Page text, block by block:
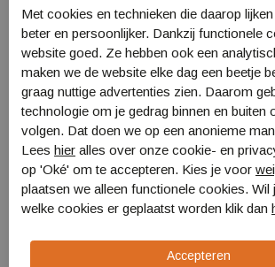
Bo-Camp Servies Patom
m. groen 16dlg
€ 83,99
Light My
Assorti
€ 3,99
Met cookies en technieken die daarop
beter en persoonlijker. Dankzij functionele
website goed. Ze hebben ook een
maken we de website elke dag een beetje
graag nuttige advertenties zien. Daarom
technologie om je gedrag binnen en buiten
volgen. Dat doen we op een anonieme
Lees hier alles over onze cookie- en
op 'Oké' om te accepteren. Kies je voor
plaatsen we alleen functionele cookies. Wil
welke cookies er geplaatst worden klik dan